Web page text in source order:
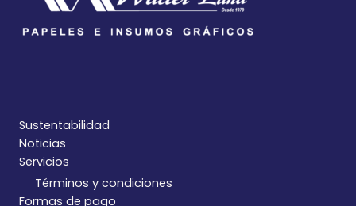
Sustentabilidad
Noticias
Servicios
Términos y condiciones
Formas de pago